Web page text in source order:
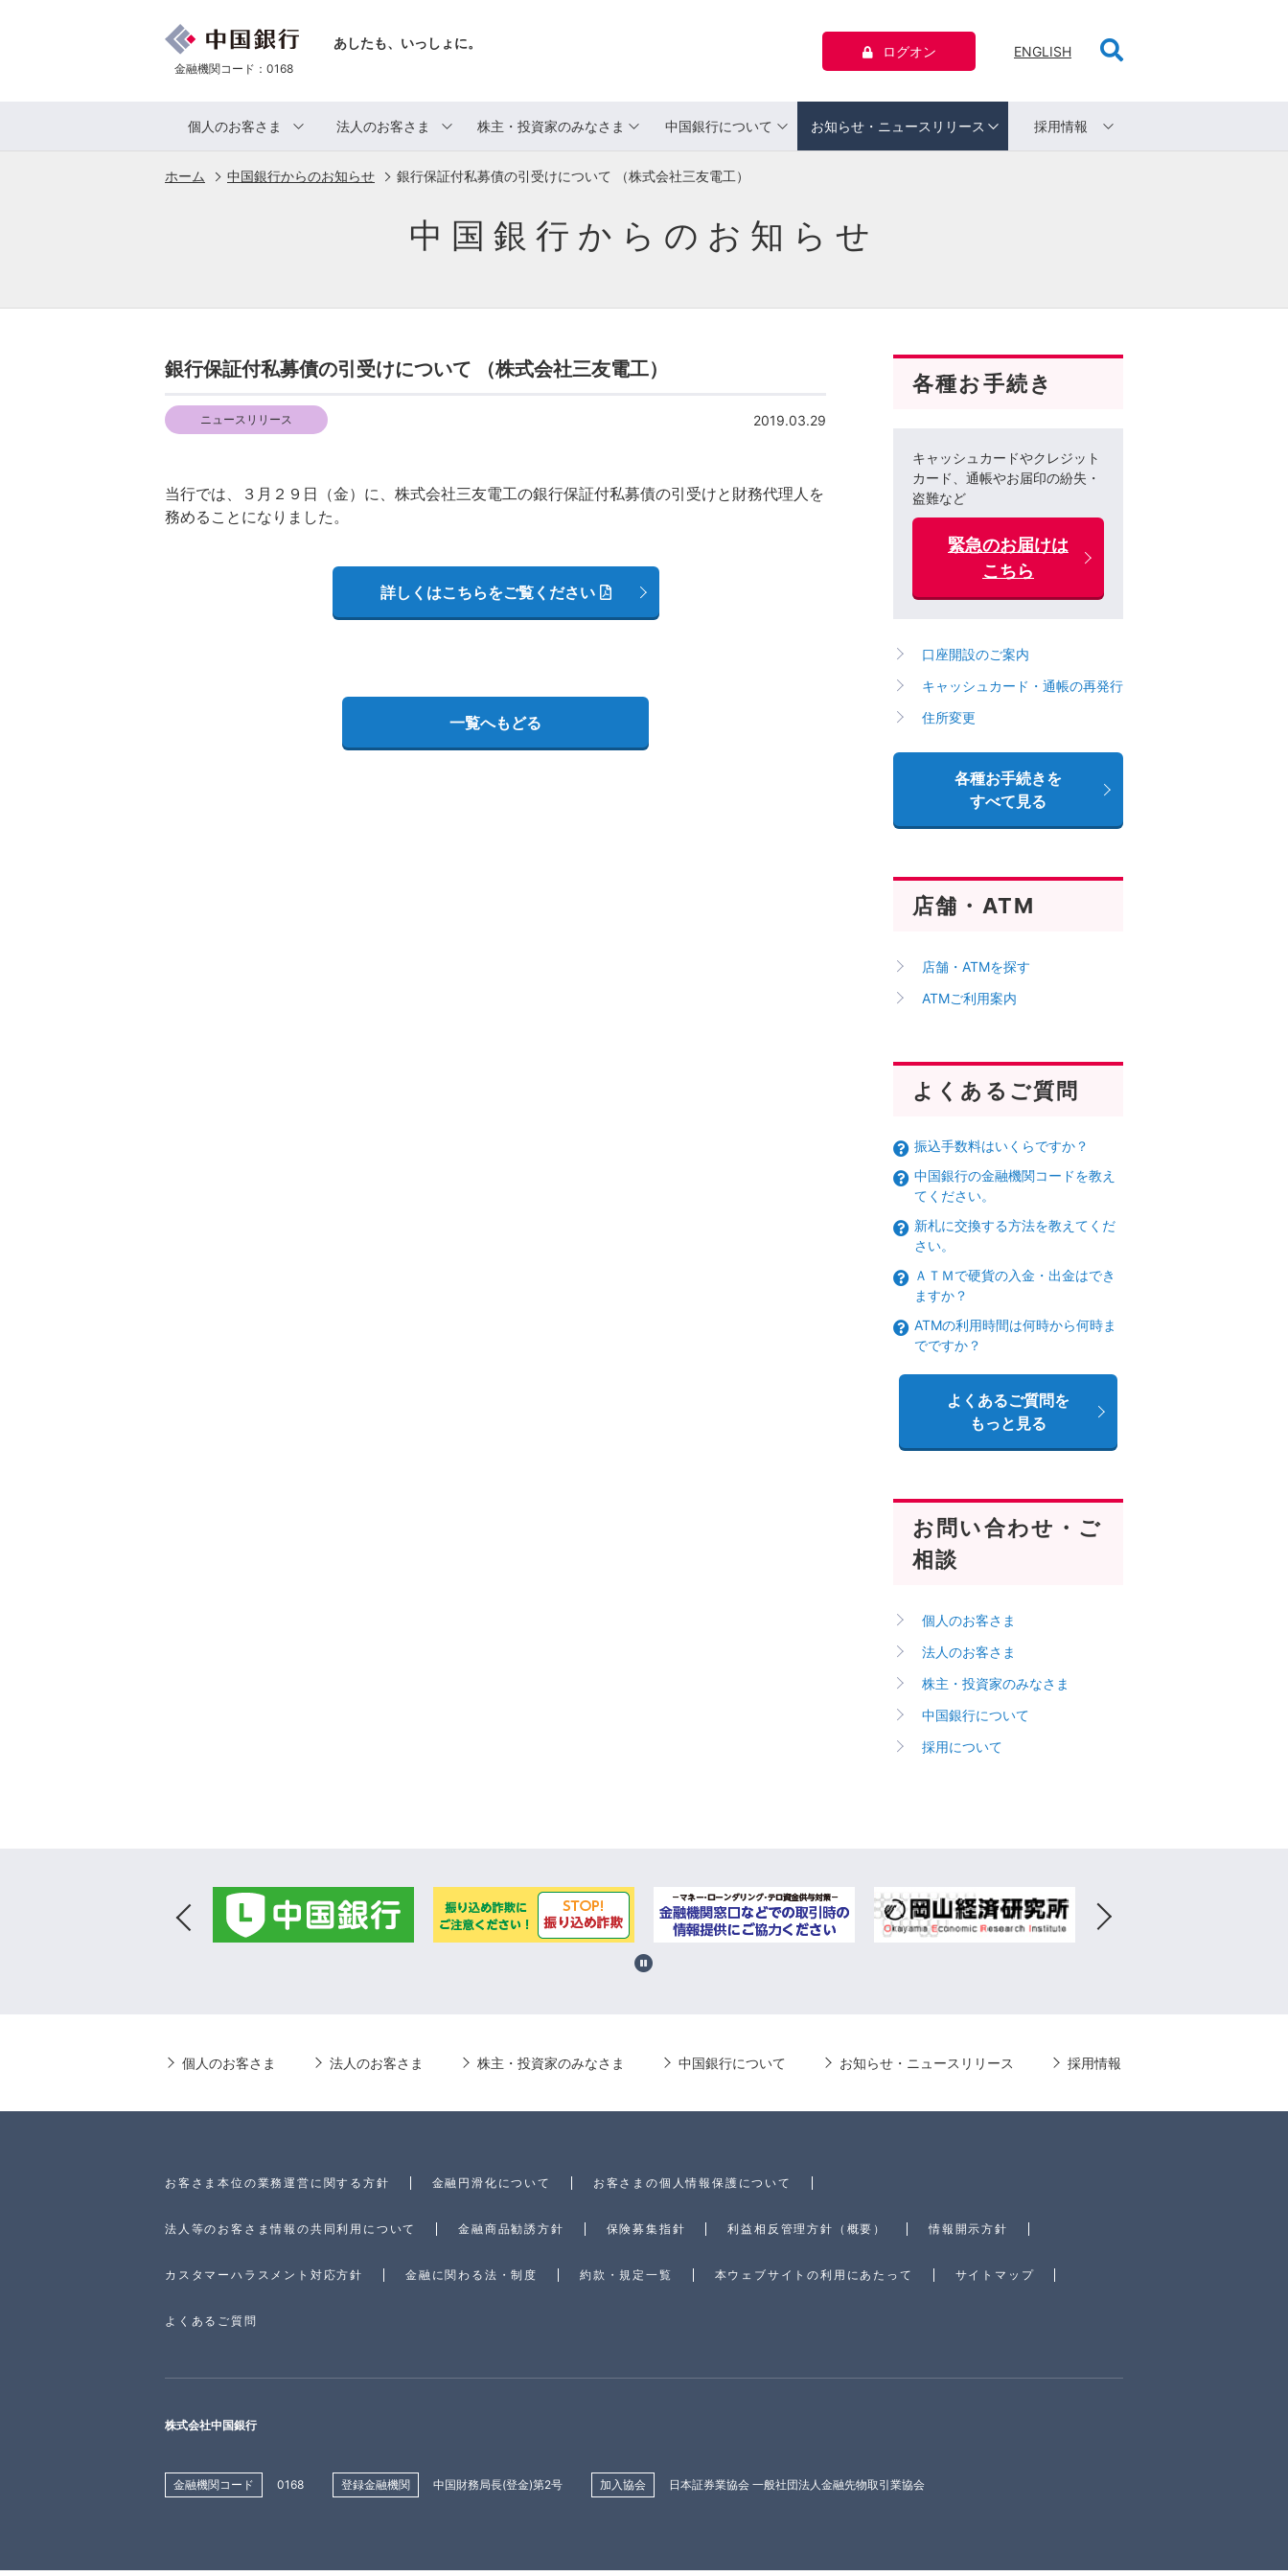
あしたも、いっしょに。
金融機関コード：0168
ログオン ENGLISH
個人のお客さま 法人のお客さま 株主・投資家のみなさま 中国銀行について お知らせ・ニュースリリース 採用情報
ホーム 中国銀行からのお知らせ 銀行保証付私募債の引受けについて （株式会社三友電工）
中国銀行からのお知らせ
銀行保証付私募債の引受けについて （株式会社三友電工）
ニュースリリース 2019.03.29
当行では、３月２９日（金）に、株式会社三友電工の銀行保証付私募債の引受けと財務代理人を
務めることになりました。
詳しくはこちらをご覧ください
一覧へもどる
各種お手続き
キャッシュカードやクレジット
カード、通帳やお届印の紛失・
盗難など
緊急のお届けは
こちら
口座開設のご案内
キャッシュカード・通帳の再発行
住所変更
各種お手続きを
すべて見る
店舗・ATM
店舗・ATMを探す
ATMご利用案内
よくあるご質問
振込手数料はいくらですか？
中国銀行の金融機関コードを教え
てください。
新札に交換する方法を教えてくだ
さい。
ＡＴＭで硬貨の入金・出金はでき
ますか？
ATMの利用時間は何時から何時ま
でですか？
よくあるご質問を
もっと見る
お問い合わせ・ご
相談
個人のお客さま
法人のお客さま
株主・投資家のみなさま
中国銀行について
採用について
個人のお客さま 法人のお客さま 株主・投資家のみなさま 中国銀行について お知らせ・ニュースリリース 採用情報
お客さま本位の業務運営に関する方針 金融円滑化について お客さまの個人情報保護について
法人等のお客さま情報の共同利用について 金融商品勧誘方針 保険募集指針 利益相反管理方針（概要） 情報開示方針
カスタマーハラスメント対応方針 金融に関わる法・制度 約款・規定一覧 本ウェブサイトの利用にあたって サイトマップ
よくあるご質問
株式会社中国銀行
金融機関コード 0168 登録金融機関 中国財務局長(登金)第2号 加入協会 日本証券業協会 一般社団法人金融先物取引業協会